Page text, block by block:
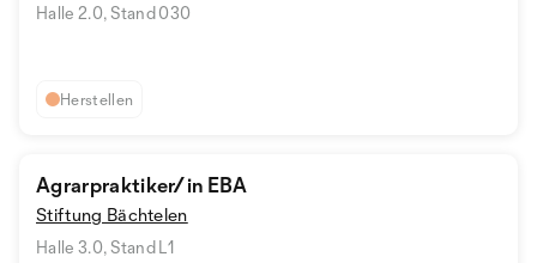
Halle 2.0, Stand 030
Herstellen
Agrarpraktiker/in EBA
Stiftung Bächtelen
Halle 3.0, Stand L1